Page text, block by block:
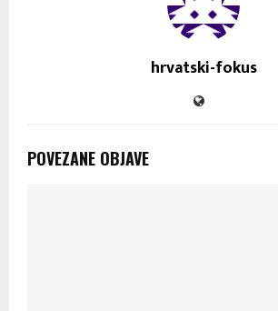
hrvatski-fokus
POVEZANE OBJAVE